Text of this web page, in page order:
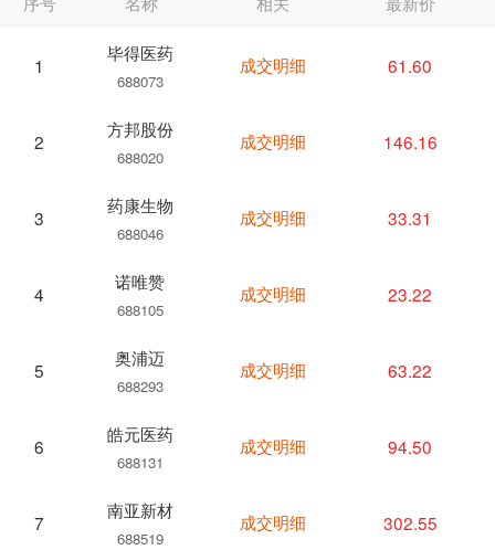
1
毕得医药
688073
2
方邦股份
688020
3
药康生物
688046
4
诺唯赞
688105
5
奥浦迈
688293
6
皓元医药
688131
7
南亚新材
688519
成交明细 61.60
成交明细 146.16
成交明细 33.31
成交明细 23.22
成交明细 63.22
成交明细 94.50
成交明细 302.55